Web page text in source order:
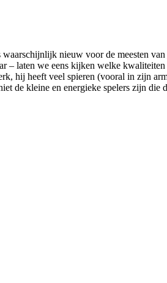
nieuw voor de meesten
– laten we eens kijken welke
hij heeft veel spieren (vooral in zijn
de kleine en energieke spelers zijn